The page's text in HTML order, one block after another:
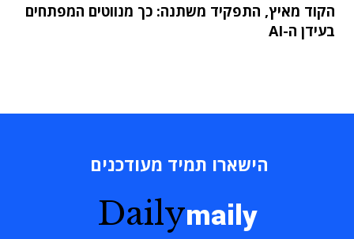
הקוד מאיץ, התפקיד משתנה: כך מנווטים המפתחים
בעידן ה-AI
הישארו תמיד מעודכנים
Dailymaily